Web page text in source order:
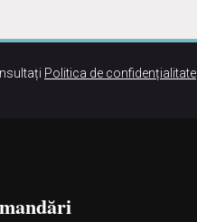
Politica de confidențialitate